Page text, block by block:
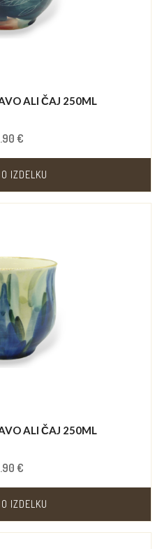
ALI ČAJ 250ML
€
IZDELKU
ALI ČAJ 250ML
€
IZDELKU